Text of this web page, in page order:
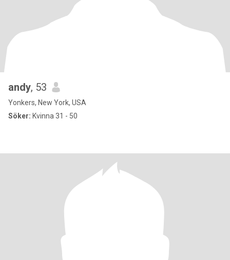
andy, 53
Yonkers, New York, USA
Söker: Kvinna 31 - 50